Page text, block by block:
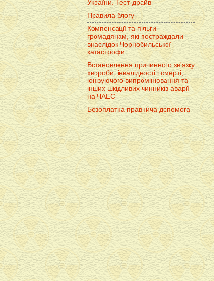
України. Тест-драйв
Правила блогу
Компенсації та пільги
громадянам, які постраждали
внаслідок Чорнобильської
катастрофи
Встановлення причинного зв'язку
хвороби, інвалідності і смерті,
іонізуючого випромінювання та
інших шкідливих чинників аварії
на ЧАЕС
Безоплатна правнича допомога